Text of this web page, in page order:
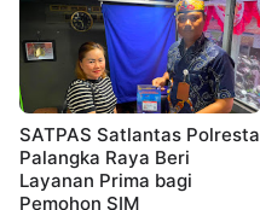
SATPAS Satlantas Polresta
Palangka Raya Beri
Layanan Prima bagi
Pemohon SIM